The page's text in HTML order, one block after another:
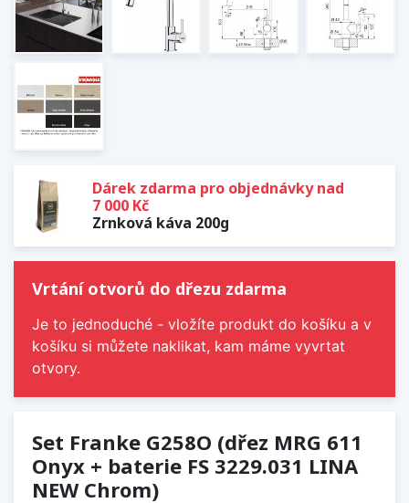
Dárek zdarma pro objednávky nad
7 000 Kč
Zrnková káva 200g
Vrtání otvorů do dřezu zdarma
Je to jednoduché - vložíte produkt do košíku a v
košíku si můžete naklikat, kam máme vyvrtat
otvory.
Set Franke G258O (dřez MRG 611
Onyx + baterie FS 3229.031 LINA
NEW Chrom)